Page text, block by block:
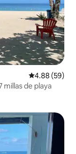
Calificación
4.88 (59)
millas de playa